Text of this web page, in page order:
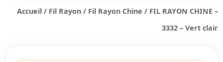
Accueil / Fil Rayon / Fil Rayon Chine / FIL RAYON CHINE –
3332 – Vert clair